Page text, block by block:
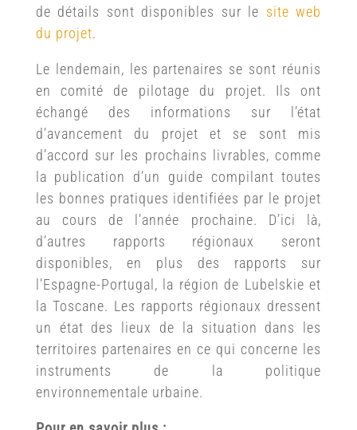
de détails sont disponibles sur le site web
du projet.
Le lendemain, les partenaires se sont réunis
en comité de pilotage du projet. Ils ont
échangé des informations sur l’état
d’avancement du projet et se sont mis
d’accord sur les prochains livrables, comme
la publication d’un guide compilant toutes
les bonnes pratiques identifiées par le projet
au cours de l’année prochaine. D’ici là,
d’autres rapports régionaux seront
disponibles, en plus des rapports sur
l’Espagne-Portugal, la région de Lubelskie et
la Toscane. Les rapports régionaux dressent
un état des lieux de la situation dans les
territoires partenaires en ce qui concerne les
instruments de la politique
environnementale urbaine.